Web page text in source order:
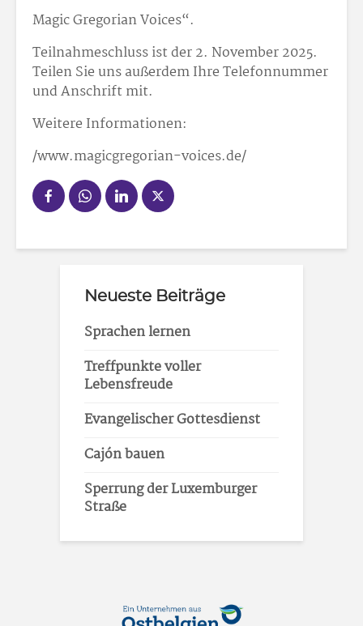
Magic Gregorian Voices“.
Teilnahmeschluss ist der 2. November 2025.
Teilen Sie uns außerdem Ihre Telefonnummer
und Anschrift mit.
Weitere Informationen:
/www.magicgregorian-voices.de/
Neueste Beiträge
Sprachen lernen
Treffpunkte voller
Lebensfreude
Evangelischer Gottesdienst
Cajón bauen
Sperrung der Luxemburger
Straße